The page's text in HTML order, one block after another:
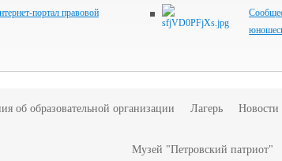
портал правовой
об образовательной организации Лагерь Новости
Музей "Петровский патриот"